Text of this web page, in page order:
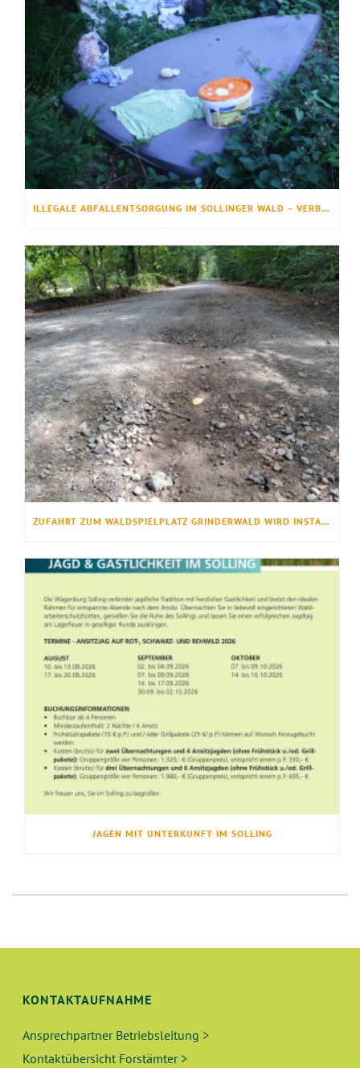
ILLEGALE ABFALLENTSORGUNG IM SOLLINGER WALD – VERBOTEN, GEFÄHRLICH UND LEIDER IMMER HÄUFIGER
ZUFAHRT ZUM WALDSPIELPLATZ GRINDERWALD WIRD INSTANDGESETZT
JAGEN MIT UNTERKUNFT IM SOLLING
KONTAKTAUFNAHME
Ansprechpartner Betriebsleitung >
Kontaktübersicht Forstämter >